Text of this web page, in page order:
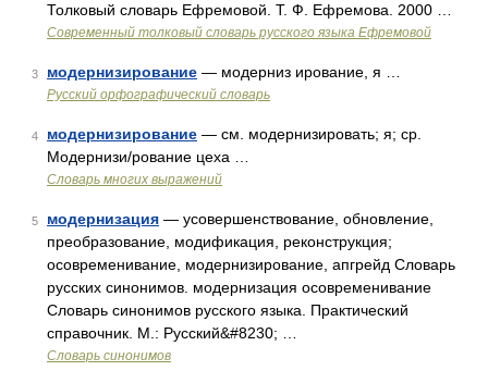
Толковый словарь Ефремовой. Т. Ф. Ефремова. 2000 …
Современный толковый словарь русского языка Ефремовой
3 модернизирование — модерниз ирование, я …
Русский орфографический словарь
4 модернизирование — см. модернизировать; я; ср.
Модернизи/рование цеха …
Словарь многих выражений
5 модернизация — усовершенствование, обновление,
преобразование, модификация, реконструкция;
осовременивание, модернизирование, апгрейд Словарь
русских синонимов. модернизация осовременивание
Словарь синонимов русского языка. Практический
справочник. М.: Русский&#8230; …
Словарь синонимов